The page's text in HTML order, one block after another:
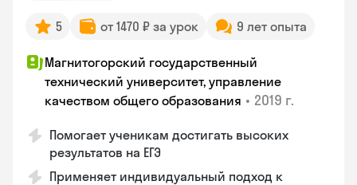
5 от 1470 ₽ за урок 9 лет опыта
Магнитогорский государственный
технический университет, управление
качеством общего образования • 2019 г.
Помогает ученикам достигать высоких
результатов на ЕГЭ
Применяет индивидуальный подход к